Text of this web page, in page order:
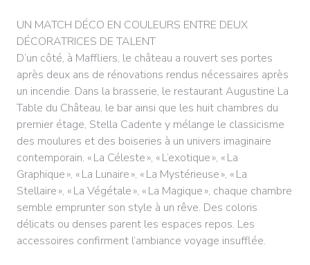
UN MATCH DÉCO EN COULEURS ENTRE DEUX
DÉCORATRICES DE TALENT
D’un côté, à Maffliers, le château a rouvert ses portes
après deux ans de rénovations rendus nécessaires après
un incendie. Dans la brasserie, le restaurant Augustine La
Table du Château, le bar ainsi que les huit chambres du
premier étage, Stella Cadente y mélange le classicisme
des moulures et des boiseries à un univers imaginaire
contemporain. « La Céleste », « L’exotique », « La
Graphique », « La Lunaire », « La Mystérieuse », « La
Stellaire », « La Végétale », « La Magique », chaque chambre
semble emprunter son style à un rêve. Des coloris
délicats ou denses parent les espaces repos. Les
accessoires confirment l’ambiance voyage insufflée.